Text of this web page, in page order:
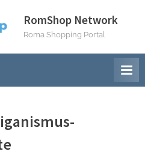
RomShop Network
Roma Shopping Portal